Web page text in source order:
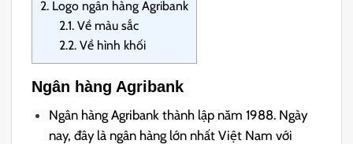
2. Logo ngân hàng Agribank
2.1. Về màu sắc
2.2. Về hình khối
Ngân hàng Agribank
Ngân hàng Agribank thành lập năm 1988. Ngày
nay, đây là ngân hàng lớn nhất Việt Nam với